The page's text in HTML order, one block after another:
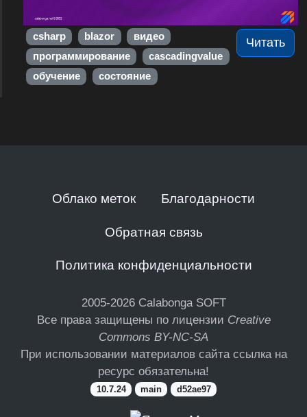
Читать
csharp blazor
видео
программирование
cascadingvalue
обучение
состояние
Облако меток Благодарности
Обратная связь
Политика конфиденциальности
2005-2026 Calabonga SOFT
Все права защищены по лицензии Creative
Commons BY-NC-SA
При использовании материалов сайта ссылка на
ресурс обязательна!
10.7.24 main d52ae97